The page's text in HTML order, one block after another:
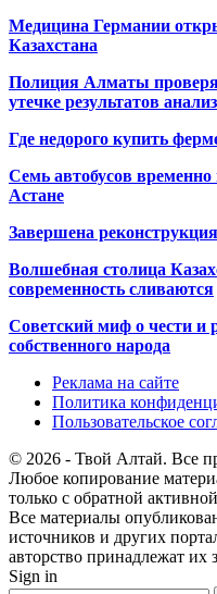
Медицина Германии
Казахстана
Полиция Алматы
утечке результатов
Где недорого купить
Семь автобусов
Астане
Завершена
Волшебная столица
современность сливаются
Советский миф о чести и
собственного народа
Реклама на сайте
Политика
Пользовательское
© 2026 - Твой Алтай. Все
Любое копирование
только с обратной
Все материалы
источников и других
авторство принадлежат их
Sign in